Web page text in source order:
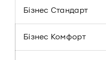
Бізнес Стандарт
Бізнес Комфорт